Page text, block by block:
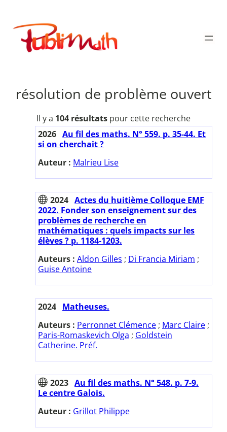
contenu
Publimath
résolution de problème ouvert
Il y a 104 résultats pour cette recherche
2026 Au fil des maths. N° 559. p. 35-44. Et
si on cherchait ?
Auteur : Malrieu Lise
2024 Actes du huitième Colloque EMF
2022. Fonder son enseignement sur des
problèmes de recherche en
mathématiques : quels impacts sur les
élèves ? p. 1184-1203.
Auteurs : Aldon Gilles ; Di Francia Miriam ;
Guise Antoine
2024 Matheuses.
Auteurs : Perronnet Clémence ; Marc Claire ;
Paris-Romaskevich Olga ; Goldstein
Catherine. Préf.
2023 Au fil des maths. N° 548. p. 7-9.
Le centre Galois.
Auteur : Grillot Philippe